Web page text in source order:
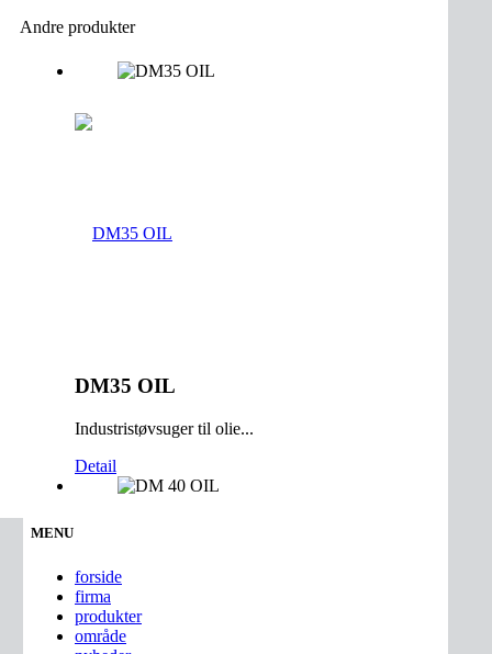
Andre produkter
DM35 OIL
Industristøvsuger til olie...
Detail
MENU
forside
firma
produkter
område